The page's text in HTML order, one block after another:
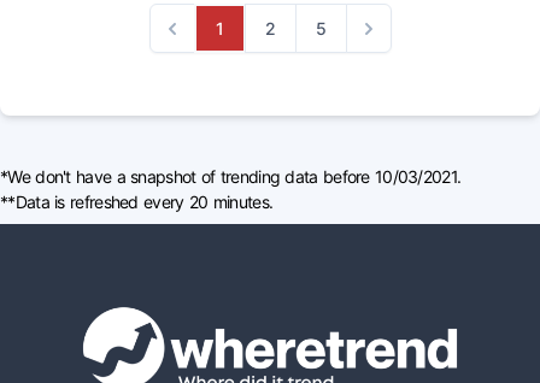
Previous
1 2 5
Next
*We don't have a snapshot of trending data before 10/03/2021.
**Data is refreshed every 20 minutes.